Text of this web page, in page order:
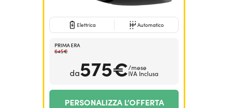
Elettrica Automatico
PRIMA ERA
645€
da575€/mese
IVA Inclusa
PERSONALIZZA L’OFFERTA